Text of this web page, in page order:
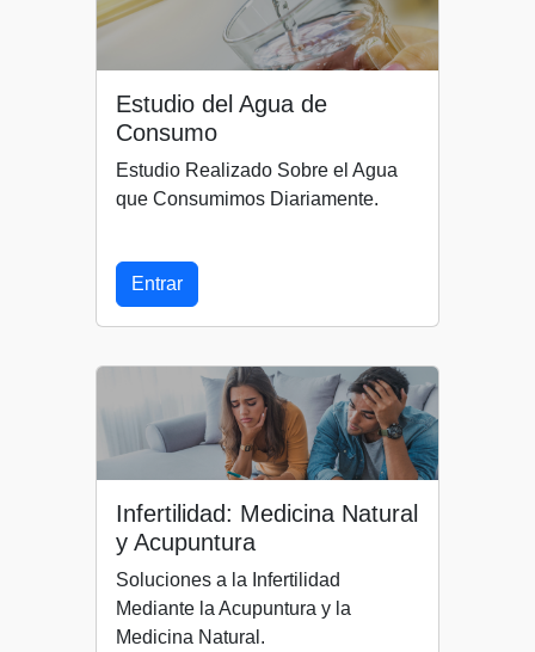
Estudio del Agua de
Consumo
Estudio Realizado Sobre el Agua
que Consumimos Diariamente.
Entrar
Infertilidad: Medicina Natural
y Acupuntura
Soluciones a la Infertilidad
Mediante la Acupuntura y la
Medicina Natural.